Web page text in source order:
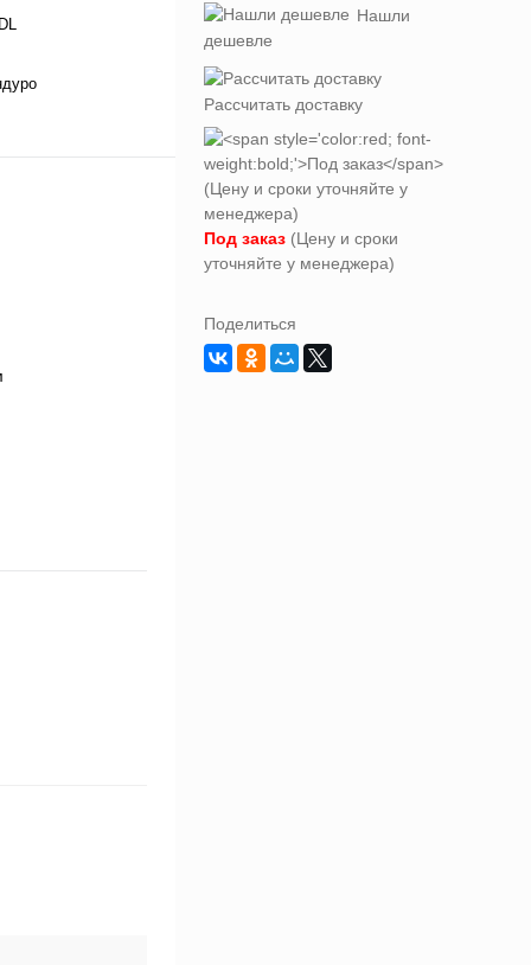
Нашли
дешевле
Рассчитать доставку
Под заказ (Цену и сроки
уточняйте у менеджера)
Поделиться